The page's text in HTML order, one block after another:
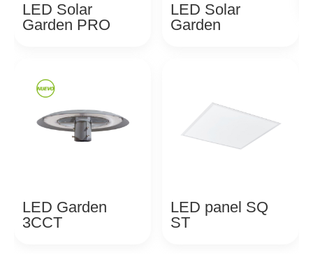
LED Solar
Garden PRO
LED Solar
Garden
LED Garden
3CCT
LED panel SQ
ST